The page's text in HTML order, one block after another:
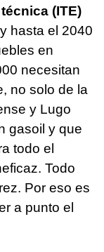
(ITE)
hasta el 2040
en
necesitan
no solo de la
y Lugo
gasoil y que
todo el
Todo
Por eso es
a punto el